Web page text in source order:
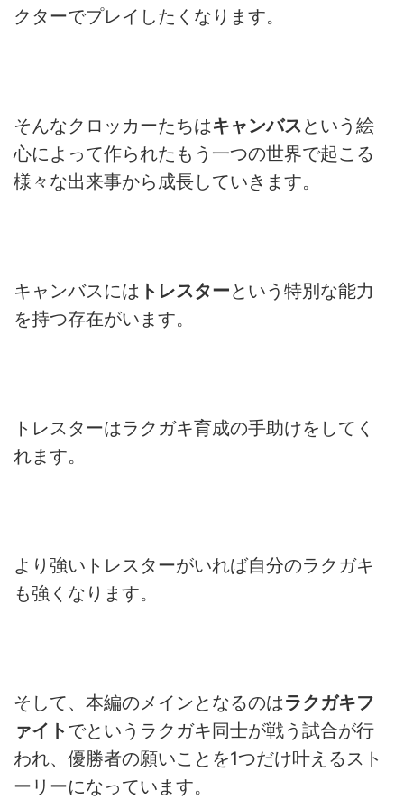
クターでプレイしたくなります。
そんなクロッカーたちはキャンバスという絵
心によって作られたもう一つの世界で起こる
様々な出来事から成長していきます。
キャンバスには トレスターという特別な能力
を持つ存在がいます。
トレスターはラクガキ育成の手助けをしてく
れます。
より強いトレスターがいれば自分のラクガキ
も強くなります。
そして、本編のメインとなるのはラクガキフ
ァイト でというラクガキ同士が戦う試合が行
われ、優勝者の願いことを1つだけ叶えるスト
ーリーになっています。